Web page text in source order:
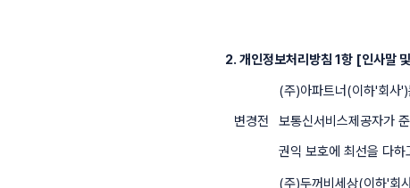
2. 개인정보처리방침 1항 [인사말
변경전
(주)아파트너(이하'회사
보통신서비스제공자가
권익 보호에 최선을 다하
(주)두꺼비세상(이하'회